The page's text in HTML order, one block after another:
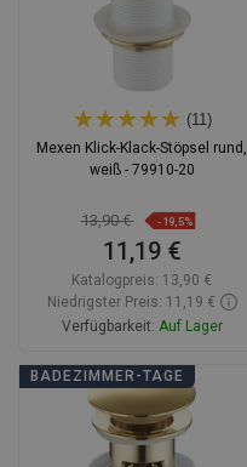
(11)
Mexen Klick-Klack-Stöpsel rund,
weiß - 79910-20
13,90 € -19,5%
11,19 €
Katalogpreis: 13,90 €
Niedrigster Preis: 11,19 €
Verfügbarkeit: Auf Lager
In den Warenkorb
favorite_border Favorit
Vergleichen
BADEZIMMER-TAGE